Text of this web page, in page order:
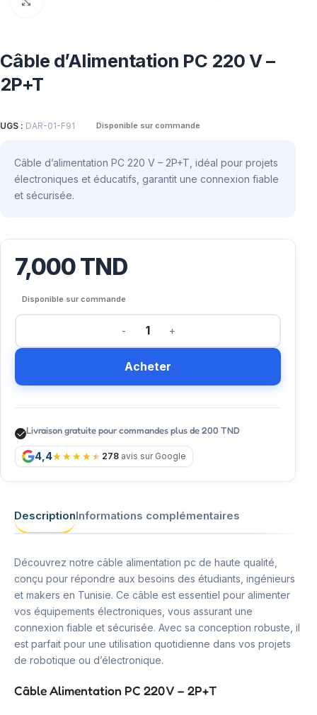
Câble d’Alimentation PC 220 V –
2P+T
UGS : DAR-01-F91 Disponible sur commande
Câble d’alimentation PC 220 V – 2P+T, idéal pour projets
électroniques et éducatifs, garantit une connexion fiable
et sécurisée.
7,000TND
Disponible sur commande
Acheter
Livraison gratuite pour commandes plus de 200 TND
4,4 278 avis sur Google
DescriptionInformations complémentaires
Découvrez notre câble alimentation pc de haute qualité,
conçu pour répondre aux besoins des étudiants, ingénieurs
et makers en Tunisie. Ce câble est essentiel pour alimenter
vos équipements électroniques, vous assurant une
connexion fiable et sécurisée. Avec sa conception robuste, il
est parfait pour une utilisation quotidienne dans vos projets
de robotique ou d’électronique.
Câble Alimentation PC 220 V – 2P+T